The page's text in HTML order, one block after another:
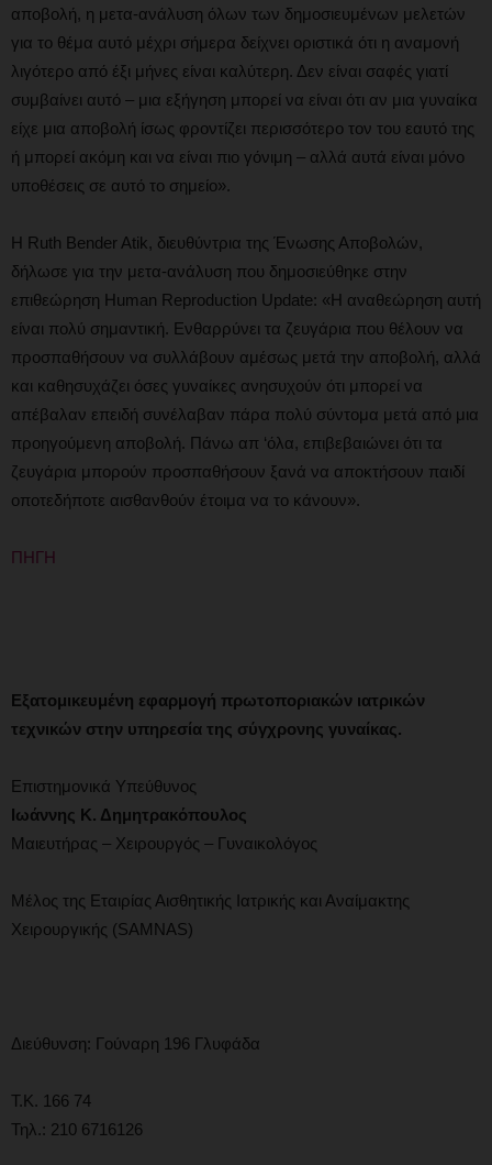
αποβολή, η μετα-ανάλυση όλων των δημοσιευμένων μελετών
για το θέμα αυτό μέχρι σήμερα δείχνει οριστικά ότι η αναμονή
λιγότερο από έξι μήνες είναι καλύτερη. Δεν είναι σαφές γιατί
συμβαίνει αυτό – μια εξήγηση μπορεί να είναι ότι αν μια γυναίκα
είχε μια αποβολή ίσως φροντίζει περισσότερο τον του εαυτό της
ή μπορεί ακόμη και να είναι πιο γόνιμη – αλλά αυτά είναι μόνο
υποθέσεις σε αυτό το σημείο».
Η Ruth Bender Atik, διευθύντρια της Ένωσης Αποβολών,
δήλωσε για την μετα-ανάλυση που δημοσιεύθηκε στην
επιθεώρηση Human Reproduction Update: «Η αναθεώρηση αυτή
είναι πολύ σημαντική. Ενθαρρύνει τα ζευγάρια που θέλουν να
προσπαθήσουν να συλλάβουν αμέσως μετά την αποβολή, αλλά
και καθησυχάζει όσες γυναίκες ανησυχούν ότι μπορεί να
απέβαλαν επειδή συνέλαβαν πάρα πολύ σύντομα μετά από μια
προηγούμενη αποβολή. Πάνω απ ‘όλα, επιβεβαιώνει ότι τα
ζευγάρια μπορούν προσπαθήσουν ξανά να αποκτήσουν παιδί
οποτεδήποτε αισθανθούν έτοιμα να το κάνουν».
ΠΗΓΗ
Εξατομικευμένη εφαρμογή πρωτοποριακών ιατρικών
τεχνικών στην υπηρεσία της σύγχρονης γυναίκας.
Επιστημονικά Υπεύθυνος
Ιωάννης Κ. Δημητρακόπουλος
Μαιευτήρας – Χειρουργός – Γυναικολόγος
Μέλος της Εταιρίας Αισθητικής Ιατρικής και Αναίμακτης
Χειρουργικής (SAMNAS)
Διεύθυνση: Γούναρη 196 Γλυφάδα
Τ.Κ. 166 74
Τηλ.: 210 6716126